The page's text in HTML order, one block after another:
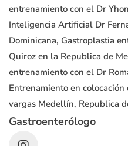
entrenamiento con el Dr
Inteligencia Artificial Dr
Dominicana, Gastroplastia
Quiroz en la Republica de
entrenamiento con el Dr
Entrenamiento en
vargas Medellín, Republica
Gastroenterólogo